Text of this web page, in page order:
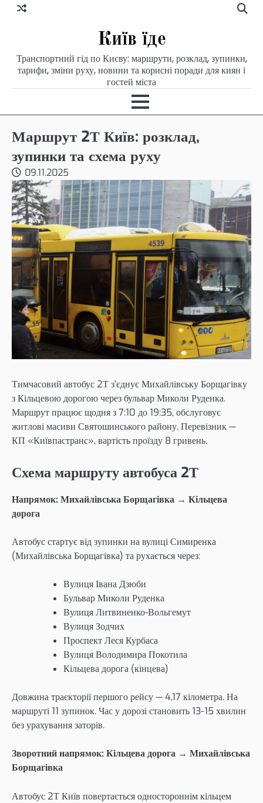
Київ їде
Транспортний гід по Києву: маршрути, розклад, зупинки,
тарифи, зміни руху, новини та корисні поради для киян і
гостей міста
Маршрут 2Т Київ: розклад,
зупинки та схема руху
09.11.2025
Тимчасовий автобус 2Т з’єднує Михайлівську Борщагівку
з Кільцевою дорогою через бульвар Миколи Руденка.
Маршрут працює щодня з 7:10 до 19:35, обслуговує
житлові масиви Святошинського району. Перевізник —
КП «Київпастранс», вартість проїзду 8 гривень.
Схема маршруту автобуса 2Т
Напрямок: Михайлівська Борщагівка → Кільцева
дорога
Автобус стартує від зупинки на вулиці Симиренка
(Михайлівська Борщагівка) та рухається через:
Вулиця Івана Дзюби
Бульвар Миколи Руденка
Вулиця Литвиненко-Вольгемут
Вулиця Зодчих
Проспект Леся Курбаса
Вулиця Володимира Покотила
Кільцева дорога (кінцева)
Довжина траєкторії першого рейсу — 4,17 кілометра. На
маршруті 11 зупинок. Час у дорозі становить 13-15 хвилин
без урахування заторів.
Зворотний напрямок: Кільцева дорога → Михайлівська
Борщагівка
Автобус 2Т Київ повертається одностороннім кільцем